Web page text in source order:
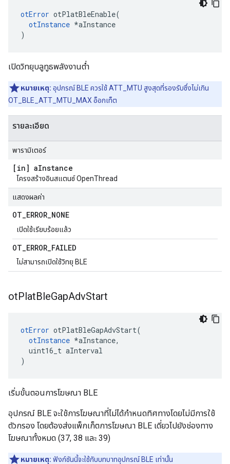
otError otPlatBleEnable(
otInstance *aInstance
)
เปิดวิทยุบลูทูธพลังงานต่ำ
หมายเหตุ: อุปกรณ์ BLE ควรใช้ ATT_MTU สูงสุดที่รองรับซึ่งไม่เกิน
OT_BLE_ATT_MTU_MAX อ็อกเท็ต
รายละเอียด
พารามิเตอร์
[in] aInstance
โครงสร้างอินสแตนซ์ OpenThread
แสดงผลค่า
OT_ERROR_NONE
เปิดใช้เรียบร้อยแล้ว
OT_ERROR_FAILED
ไม่สามารถเปิดใช้วิทยุ BLE
otPlatBleGapAdvStart
otError otPlatBleGapAdvStart(
otInstance *aInstance,
uint16_t aInterval
)
เริ่มขั้นตอนการโฆษณา BLE
อุปกรณ์ BLE จะใช้การโฆษณาที่ไม่ได้กำหนดทิศทางโดยไม่มีการใช้
ตัวกรอง โดยต้องส่งแพ็กเก็ตการโฆษณา BLE เดี่ยวไปยังช่องทาง
โฆษณาทั้งหมด (37, 38 และ 39)
หมายเหตุ: ฟังก์ชันนี้จะใช้กับบทบาทอุปกรณ์ BLE เท่านั้น